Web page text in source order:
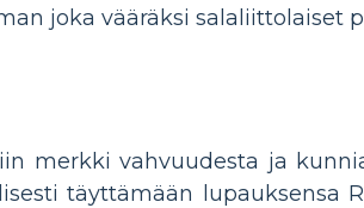
joka vääräksi salaliittolaiset
merkki vahvuudesta ja
täyttämään lupauksensa